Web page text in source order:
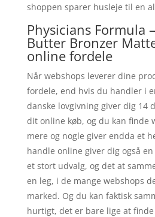
shoppen sparer husleje til en
Physicians Formula
Butter Bronzer
online fordele
Når webshops leverer dine
fordele, end hvis du handler i
danske lovgivning giver dig 14
dit online køb, og du kan finde
mere og nogle giver endda et
handle online giver dig også
et stort udvalg, og det at
en leg, i de mange webshops
marked. Og du kan faktisk
hurtigt, det er bare lige at